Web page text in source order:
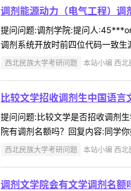
调剂能源动力（电气工程）调
提问问题:调剂学院:提问人
调剂系统开放时前四位代码一致
西北民族大学考研问题 本站小编 西
比较文学招收调剂生中国语
提问问题:比较文学是否招收调剂
院有调剂名额吗？回复内容:同学
西北民族大学考研问题 本站小编 西
调剂文学院会有文学调剂名额